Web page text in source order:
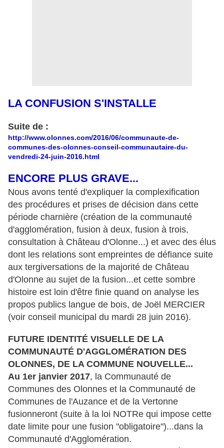
LA CONFUSION S'INSTALLE
Suite de :
http://www.olonnes.com/2016/06/communaute-de-
communes-des-olonnes-conseil-communautaire-du-
vendredi-24-juin-2016.html
ENCORE PLUS GRAVE...
Nous avons tenté d'expliquer la complexification
des procédures et prises de décision dans cette
période charnière (création de la communauté
d'agglomération, fusion à deux, fusion à trois,
consultation à Château d'Olonne...) et avec des élus
dont les relations sont empreintes de défiance suite
aux tergiversations de la majorité de Château
d'Olonne au sujet de la fusion...et cette sombre
histoire est loin d'être finie quand on analyse les
propos publics langue de bois, de Joël MERCIER
(voir conseil municipal du mardi 28 juin 2016).
FUTURE IDENTITÉ VISUELLE DE LA
COMMUNAUTÉ D'AGGLOMÉRATION DES
OLONNES, DE LA COMMUNE NOUVELLE...
Au 1er janvier 2017, la Communauté de
Communes des Olonnes et la Communauté de
Communes de l'Auzance et de la Vertonne
fusionneront (suite à la loi NOTRe qui impose cette
date limite pour une fusion "obligatoire")...dans la
Communauté d'Agglomération.